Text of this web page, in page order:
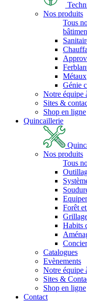
Nos produits
Tous
Métaux
Génie
Notre équipe
Sites &
Shop en ligne
Quincaillerie
Nos produits
Tous
Forêt
Habits
Catalogues
Evènements
Notre équipe
Sites &
Shop en ligne
Contact